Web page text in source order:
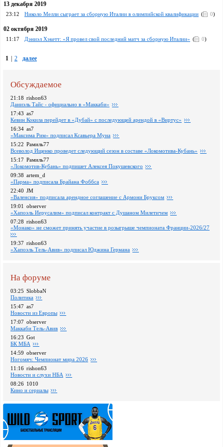
13 декабря 2019
23:12 Николо Мелли сыграет за сборную Италии в олимпийской квалификации ( 0)
02 октября 2019
11:17 Дэниэл Хэкетт: «Я провел свой последний матч за сборную Италии» ( 0)
1 2 далее
Обсуждаемое
21:18 rishon63
Даниэль Тайс - официально в «Маккаби»
17:43 as7
Кевин Кокила перейдет в «Дубай» с последующей арендой в «Виртус»
16:34 as7
«Максима Рим» подписал Ксавьера Муна
15:22 Рамиль77
Всеволод Ищенко проведет следующий сезон в составе «Локомотива-Кубань»
15:17 Рамиль77
«Локомотив-Кубань» подпишет Алексея Покушевского
09:38 artem_d
«Парма» подписала Брайана Фоббса
22:40 JM
«Валенсия» подписала арендное соглашение с Армони Бруксом
19:01 observer
«Хапоэль Иерусалим» подписал контракт с Душаном Милетичем
07:28 rishon63
«Монако» не сможет принять участие в розыгрыше чемпионата Франции-2026/27
19:37 rishon63
«Хапоэль Тель-Авив» подписал Юджина Германа
На форуме
03:25 SlobbaN
Политика
15:47 as7
Новости из Европы
17:07 observer
Маккаби Тель-Авив
16:23 Got
БК МБА
14:59 observer
Ногомяч: Чемпионат мира 2026
11:16 rishon63
Новости и слухи НБА
08:26 1010
Кино и сериалы